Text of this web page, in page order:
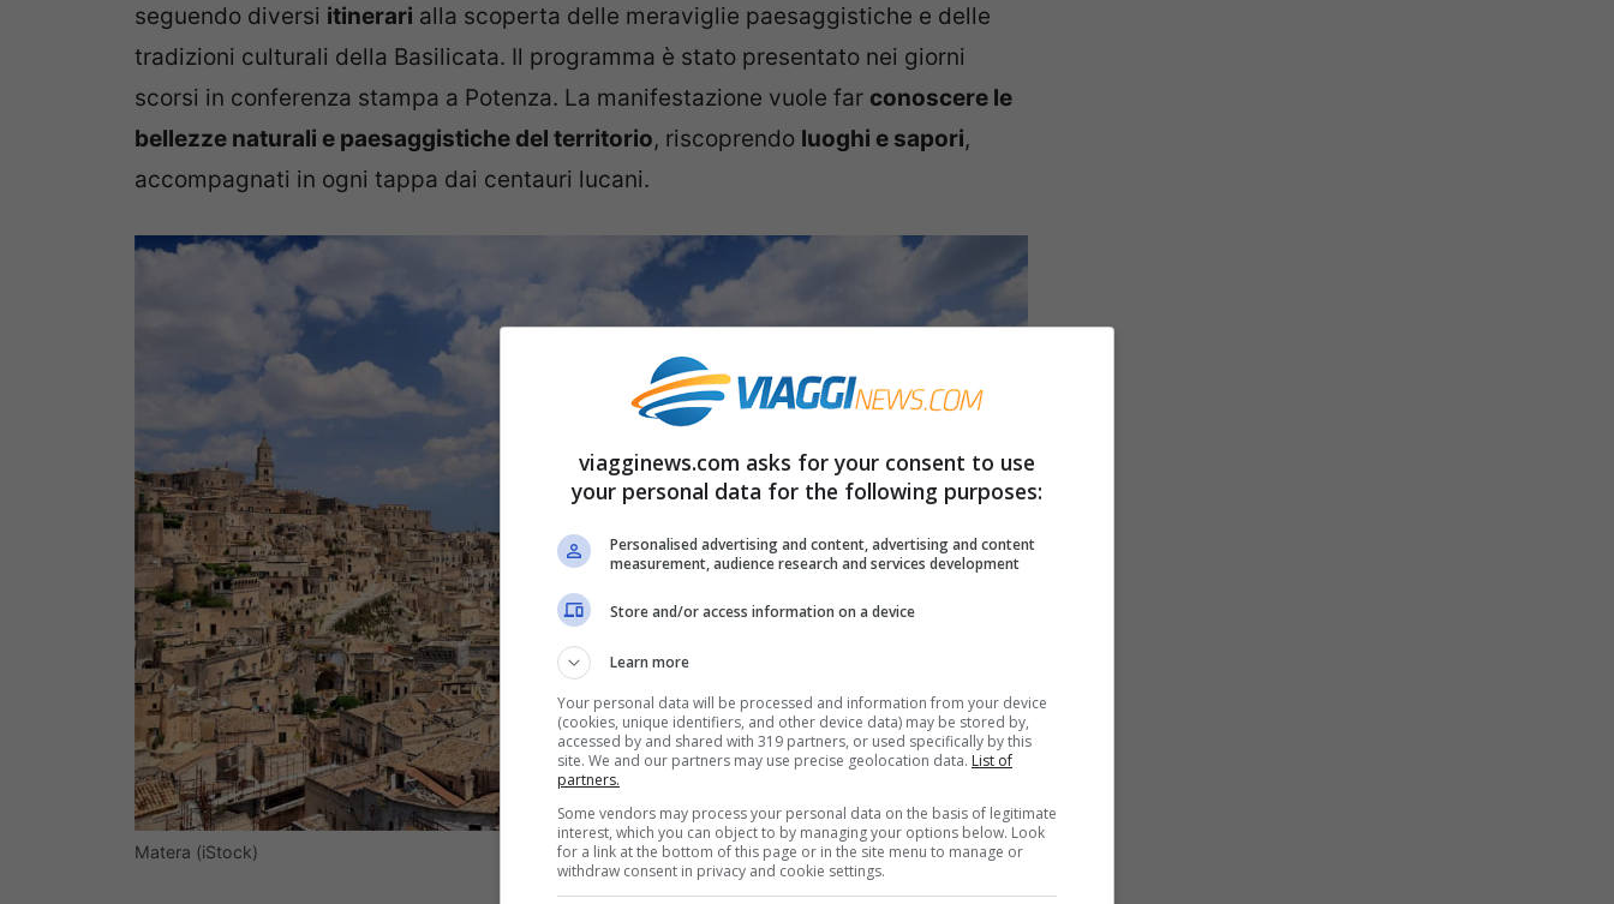
seguendo diversi itinerari alla scoperta delle meraviglie paesaggistiche e delle
tradizioni culturali della Basilicata. Il programma è stato presentato nei giorni
scorsi in conferenza stampa a Potenza. La manifestazione vuole far conoscere le
bellezze naturali e paesaggistiche del territorio, riscoprendo luoghi e sapori,
accompagnati in ogni tappa dai centauri lucani.
Matera (iStock)
viagginews.com asks for your consent to use
your personal data for the following purposes:
Personalised advertising and content, advertising and content
measurement, audience research and services development
Store and/or access information on a device
Learn more
Your personal data will be processed and information from your device
(cookies, unique identifiers, and other device data) may be stored by,
accessed by and shared with 319 partners, or used specifically by this
site. We and our partners may use precise geolocation data. List of
partners.
Some vendors may process your personal data on the basis of legitimate
interest, which you can object to by managing your options below. Look
for a link at the bottom of this page or in the site menu to manage or
withdraw consent in privacy and cookie settings.